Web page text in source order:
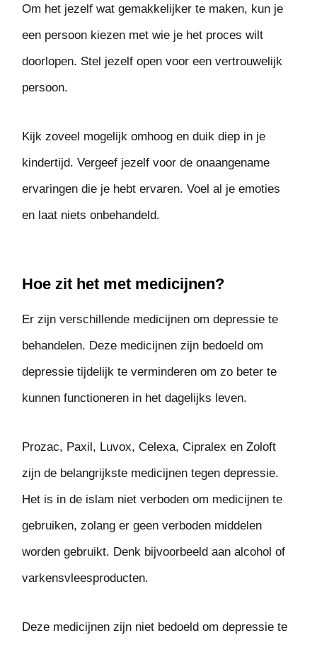
Om het jezelf wat gemakkelijker te maken, kun je
een persoon kiezen met wie je het proces wilt
doorlopen. Stel jezelf open voor een vertrouwelijk
persoon.
Kijk zoveel mogelijk omhoog en duik diep in je
kindertijd. Vergeef jezelf voor de onaangename
ervaringen die je hebt ervaren. Voel al je emoties
en laat niets onbehandeld.
Hoe zit het met medicijnen?
Er zijn verschillende medicijnen om depressie te
behandelen. Deze medicijnen zijn bedoeld om
depressie tijdelijk te verminderen om zo beter te
kunnen functioneren in het dagelijks leven.
Prozac, Paxil, Luvox, Celexa, Cipralex en Zoloft
zijn de belangrijkste medicijnen tegen depressie.
Het is in de islam niet verboden om medicijnen te
gebruiken, zolang er geen verboden middelen
worden gebruikt. Denk bijvoorbeeld aan alcohol of
varkensvleesproducten.
Deze medicijnen zijn niet bedoeld om depressie te